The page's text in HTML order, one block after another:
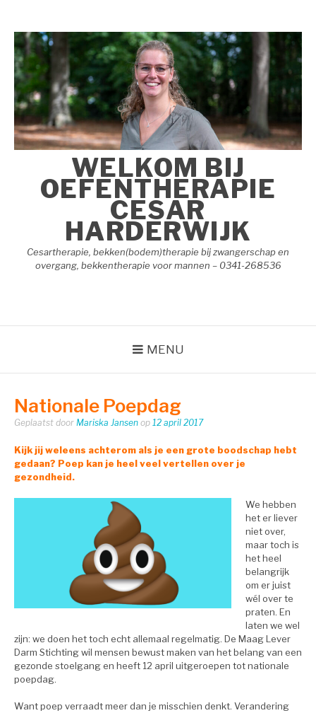
inhoud
springen
WELKOM BIJ
OEFENTHERAPIE
CESAR
HARDERWIJK
Cesartherapie, bekken(bodem)therapie bij zwangerschap en
overgang, bekkentherapie voor mannen – 0341-268536
MENU
Nationale Poepdag
Geplaatst door Mariska Jansen op 12 april 2017
Kijk jij weleens achterom als je een grote boodschap hebt
gedaan? Poep kan je heel veel vertellen over je
gezondheid.
We hebben
het er liever
niet over,
maar toch is
het heel
belangrijk
om er juist
wél over te
praten. En
laten we wel
zijn: we doen het toch echt allemaal regelmatig. De Maag Lever
Darm Stichting wil mensen bewust maken van het belang van een
gezonde stoelgang en heeft 12 april uitgeroepen tot nationale
poepdag.
Want poep verraadt meer dan je misschien denkt. Verandering